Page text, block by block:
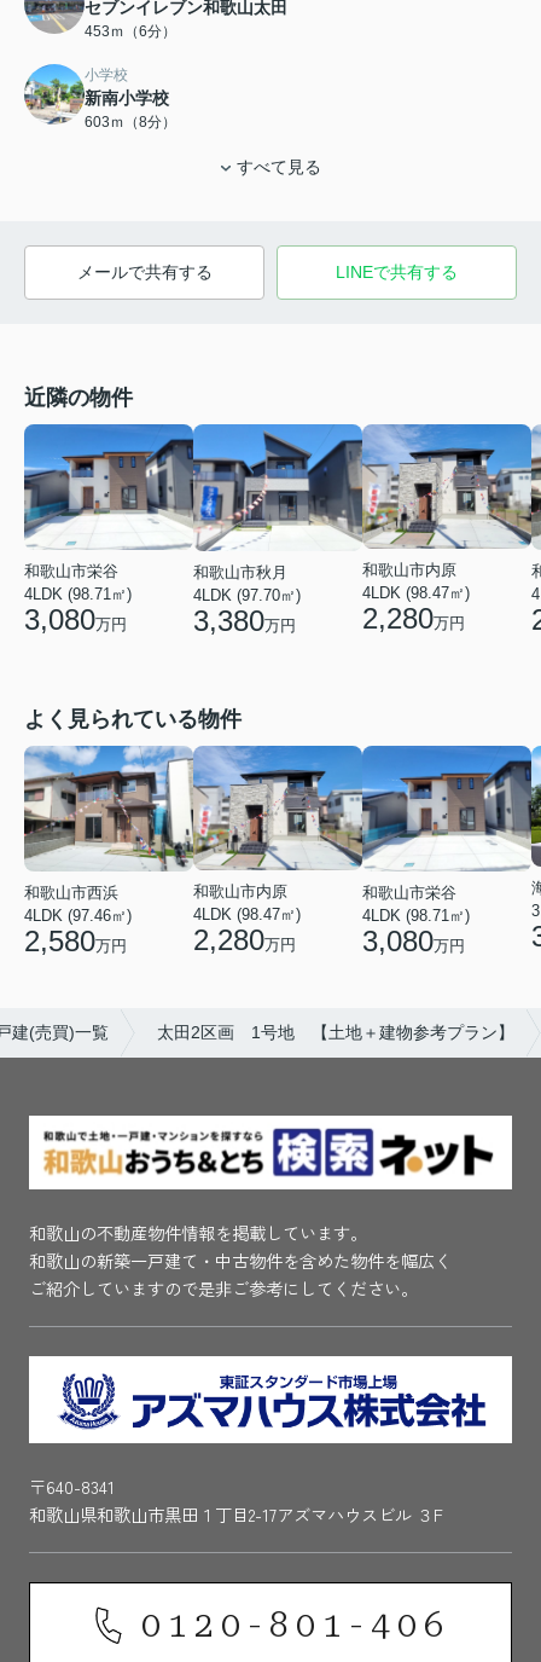
セブンイレブン和歌山太田
453ｍ（6分）
小学校
新南小学校
603ｍ（8分）
すべて見る
メールで共有する LINEで共有する
近隣の物件
和歌山市栄谷
4LDK (98.71㎡)
3,080万円
和歌山市秋月
4LDK (97.70㎡)
3,380万円
和歌山市内原
4LDK (98.47㎡)
2,280万円
よく見られている物件
和歌山市西浜
4LDK (97.46㎡)
2,580万円
和歌山市内原
4LDK (98.47㎡)
2,280万円
和歌山市栄谷
4LDK (98.71㎡)
3,080万円
建(売買)一覧 太田2区画 1号地 【土地＋建物参考プラン】
和歌山の不動産物件情報を掲載しています。
和歌山の新築一戸建て・中古物件を含めた物件を幅広く
ご紹介していますので是非ご参考にしてください。
〒640-8341
和歌山県和歌山市黒田１丁目2-17アズマハウスビル ３F
0120-801-406